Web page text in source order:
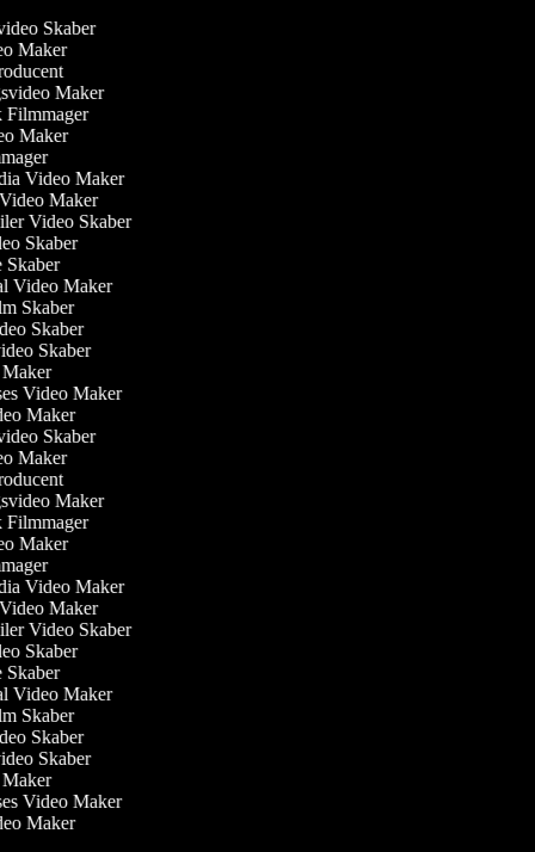
Skaber
Maker
Maker
Filmmager
Maker
Video Maker
Video Maker
Video Skaber
Skaber
Skaber
Video Maker
Skaber
Skaber
Skaber
Maker
Video Maker
Maker
Skaber
Maker
Maker
Filmmager
Maker
Video Maker
Video Maker
Video Skaber
Skaber
Skaber
Video Maker
Skaber
Skaber
Skaber
Maker
Video Maker
Maker